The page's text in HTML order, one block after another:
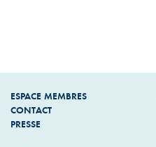
ESPACE MEMBRES
CONTACT
PRESSE